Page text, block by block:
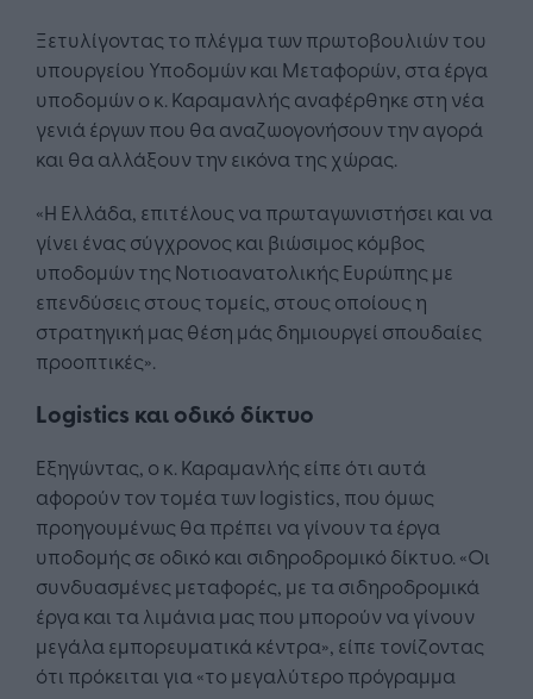
Ξετυλίγοντας το πλέγμα των πρωτοβουλιών του
υπουργείου Υποδομών και Μεταφορών, στα έργα
υποδομών ο κ. Καραμανλής αναφέρθηκε στη νέα
γενιά έργων που θα αναζωογονήσουν την αγορά
και θα αλλάξουν την εικόνα της χώρας.
«Η Ελλάδα, επιτέλους να πρωταγωνιστήσει και να
γίνει ένας σύγχρονος και βιώσιμος κόμβος
υποδομών της Νοτιοανατολικής Ευρώπης με
επενδύσεις στους τομείς, στους οποίους η
στρατηγική μας θέση μάς δημιουργεί σπουδαίες
προοπτικές».
Logistics και οδικό δίκτυο
Εξηγώντας, ο κ. Καραμανλής είπε ότι αυτά
αφορούν τον τομέα των logistics, που όμως
προηγουμένως θα πρέπει να γίνουν τα έργα
υποδομής σε οδικό και σιδηροδρομικό δίκτυο. «Οι
συνδυασμένες μεταφορές, με τα σιδηροδρομικά
έργα και τα λιμάνια μας που μπορούν να γίνουν
μεγάλα εμπορευματικά κέντρα», είπε τονίζοντας
ότι πρόκειται για «το μεγαλύτερο πρόγραμμα